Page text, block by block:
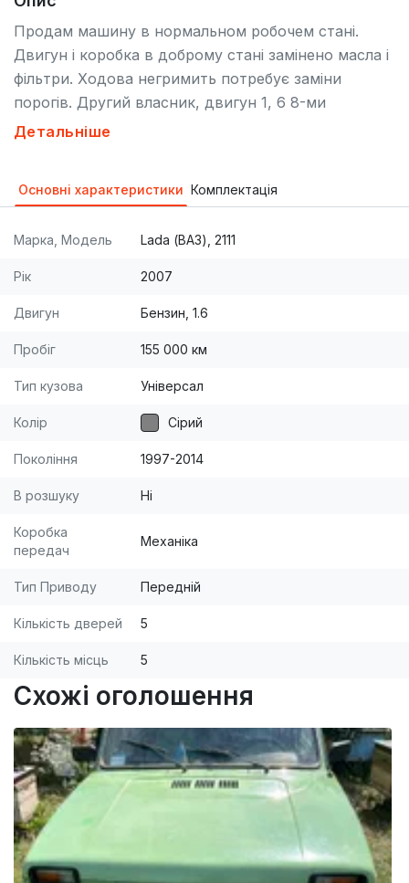
Продам машину в нормальном робочем стані.
Двигун і коробка в доброму стані замінено масла і
фільтри. Ходова негримить потребує заміни
порогів. Другий власник, двигун 1, 6 8-ми
клапанний
Детальніше
Основні характеристики Комплектація
Марка, Модель Lada (ВАЗ), 2111
Рік 2007
Двигун Бензин, 1.6
Пробіг 155 000 км
Тип кузова Універсал
Колір Сірий
Покоління 1997-2014
В розшуку Ні
Коробка
передач
Механіка
Тип Приводу Передній
Кількість дверей 5
Кількість місць 5
Схожі оголошення